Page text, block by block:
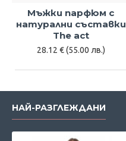
Мъжки парфюм с
натурални съставки
The act
28.12 € (55.00 лв.)
НАЙ-РАЗГЛЕЖДАНИ